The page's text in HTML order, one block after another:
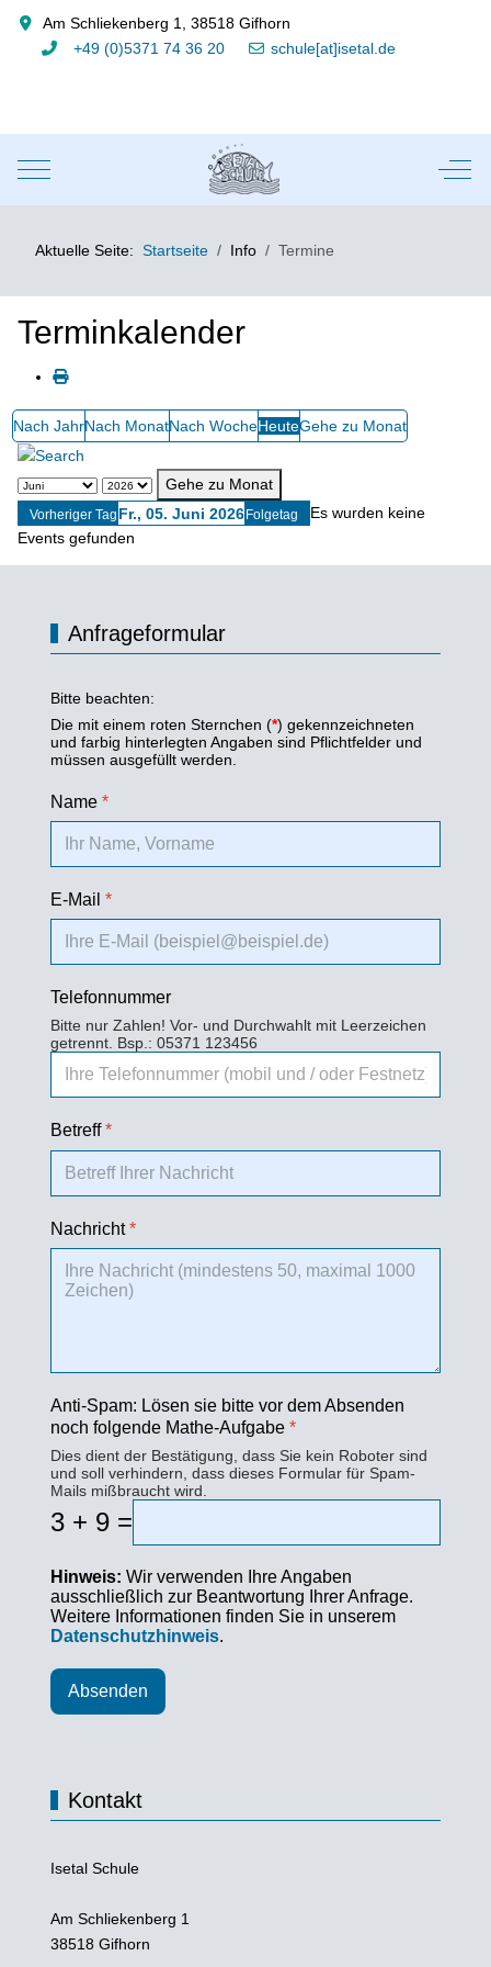
Am Schliekenberg 1, 38518 Gifhorn
+49 (0)5371 74 36 20
schule[at]isetal.de
Mobile Menu Toggle Off-
Aktuelle Seite:Startseite Info Termine
Terminkalender
Nach JahrNach MonatNach WocheHeuteGehe zu Monat
Gehe zu Monat
Vorheriger Tag Fr., 05. Juni 2026 Folgetag
Es wurden keine
Events gefunden
Anfrageformular
Bitte beachten:
Die mit einem roten Sternchen (*) gekennzeichneten
und farbig hinterlegten Angaben sind Pflichtfelder und
müssen ausgefüllt werden.
Name*
E-Mail*
Telefonnummer
Bitte nur Zahlen! Vor- und Durchwahlt mit Leerzeichen
getrennt. Bsp.: 05371 123456
Betreff*
Nachricht*
Anti-Spam: Lösen sie bitte vor dem Absenden
noch folgende Mathe-Aufgabe*
Dies dient der Bestätigung, dass Sie kein Roboter sind
und soll verhindern, dass dieses Formular für Spam-
Mails mißbraucht wird.
3 + 9 =
Hinweis: Wir verwenden Ihre Angaben
ausschließlich zur Beantwortung Ihrer Anfrage.
Weitere Informationen finden Sie in unserem
Datenschutzhinweis.
Absenden
Kontakt
Isetal Schule
Am Schliekenberg 1
38518 Gifhorn